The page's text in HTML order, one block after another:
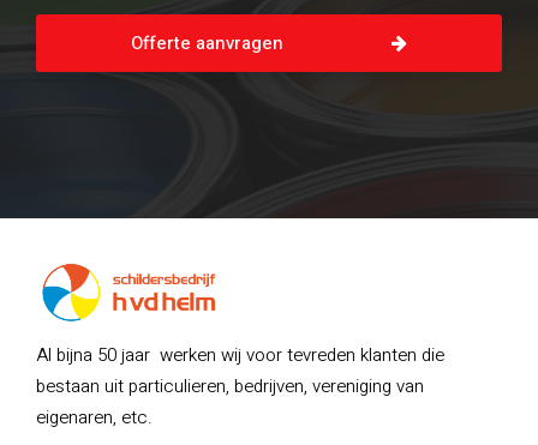
Offerte aanvragen
Al bijna 50 jaar werken wij voor tevreden klanten die
bestaan uit particulieren, bedrijven, vereniging van
eigenaren, etc.